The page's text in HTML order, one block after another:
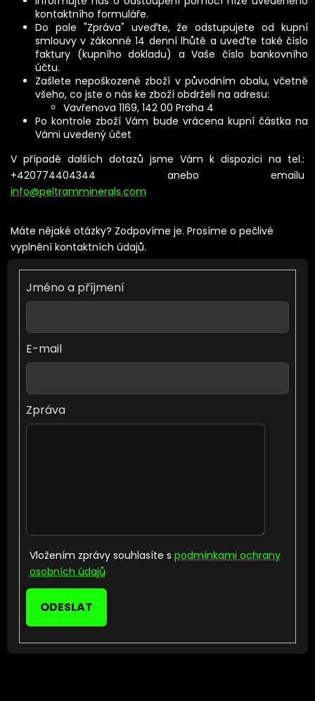
kontaktního formuláře.
Do pole "Zpráva" uveďte, že odstupujete od kupní
smlouvy v zákonné 14 denní lhůtě a uveďte také číslo
faktury (kupního dokladu) a Vaše číslo bankovního
účtu.
Zašlete nepoškozené zboží v původním obalu, včetně
všeho, co jste o nás ke zboží obdrželi na adresu:
Vavřenova 1169, 142 00 Praha 4
Po kontrole zboží Vám bude vrácena kupní částka na
Vámi uvedený účet
V případě dalších dotazů jsme Vám k dispozici na tel.:
+420774404344 anebo emailu
info@peltramminerals.com
Máte nějaké otázky? Zodpovíme je. Prosíme o pečlivé
vyplnění kontaktních údajů.
Jméno a příjmení
E-mail
Zpráva
Vložením zprávy souhlasíte s podmínkami ochrany
osobních údajů
ODESLAT